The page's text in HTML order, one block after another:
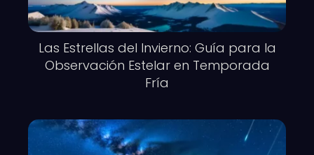
Las Estrellas del Invierno: Guía para la
Observación Estelar en Temporada
Fría